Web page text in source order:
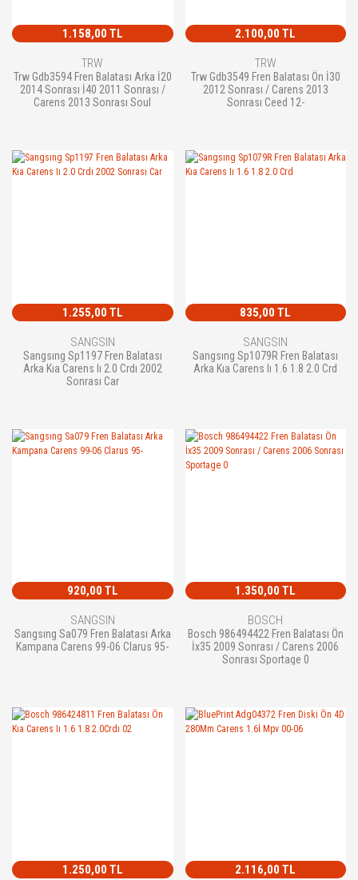
1.158,00 TL
TRW
Trw Gdb3594 Fren Balatası Arka İ20
2014 Sonrası İ40 2011 Sonrası /
Carens 2013 Sonrası Soul
2.100,00 TL
TRW
Trw Gdb3549 Fren Balatası Ön İ30
2012 Sonrası / Carens 2013
Sonrası Ceed 12-
1.255,00 TL
SANGSIN
Sangsıng Sp1197 Fren Balatası
Arka Kıa Carens Iı 2.0 Crdı 2002
Sonrası Car
835,00 TL
SANGSIN
Sangsıng Sp1079R Fren Balatası
Arka Kıa Carens Iı 1.6 1.8 2.0 Crd
920,00 TL
SANGSIN
Sangsıng Sa079 Fren Balatası Arka
Kampana Carens 99-06 Clarus 95-
1.350,00 TL
BOSCH
Bosch 986494422 Fren Balatası Ön
İx35 2009 Sonrası / Carens 2006
Sonrası Sportage 0
1.250,00 TL 2.116,00 TL